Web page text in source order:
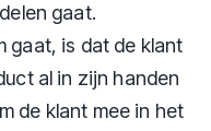
gaat.
gaat, is dat de klant
al in zijn handen
de klant mee in het